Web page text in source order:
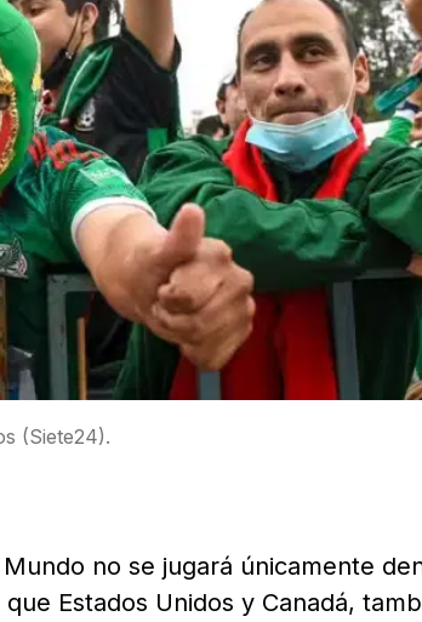
(Siete24).
no se jugará únicamente
Estados Unidos y Canadá,